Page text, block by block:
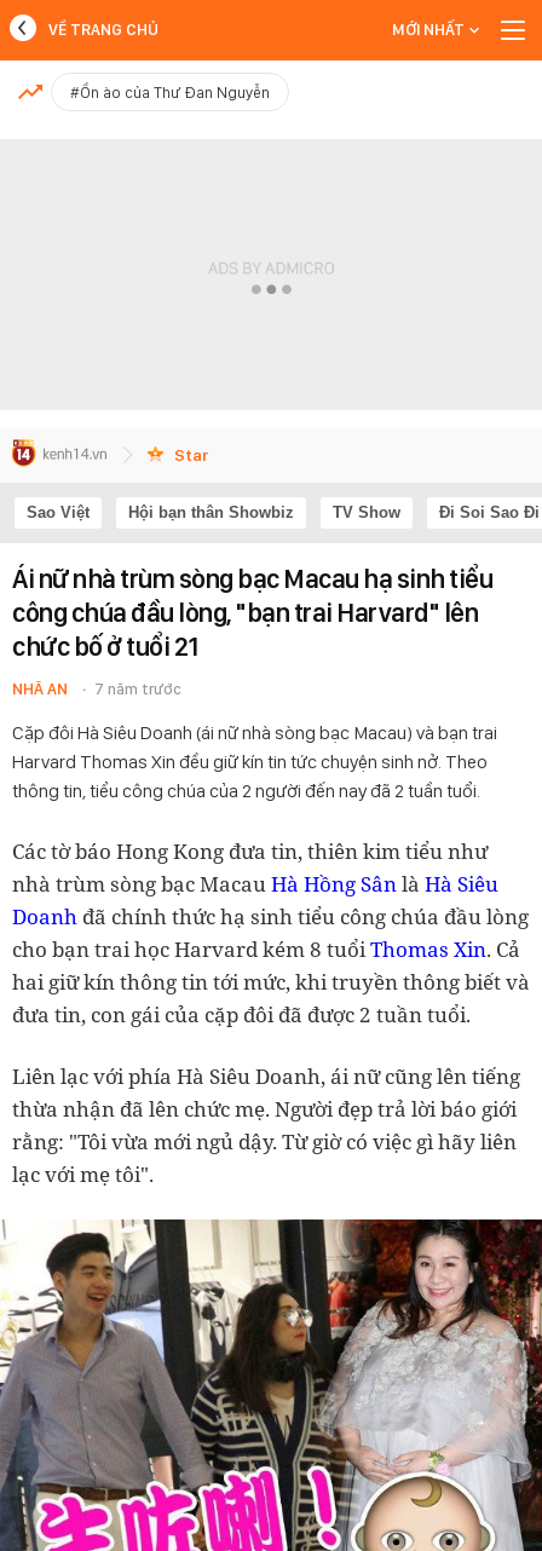
MỚI NHẤT
VỀ TRANG CHỦ MỚI NHẤT
#Ồn ào của Thư Đan Nguyễn
Star
Sao Việt Hội bạn thân Showbiz TV Show Đi Soi Sao Đi
Ái nữ nhà trùm sòng bạc Macau hạ sinh tiểu
công chúa đầu lòng, "bạn trai Harvard" lên
chức bố ở tuổi 21
NHÃ AN 7 năm trước
Cặp đôi Hà Siêu Doanh (ái nữ nhà sòng bạc Macau) và bạn trai
Harvard Thomas Xin đều giữ kín tin tức chuyện sinh nở. Theo
thông tin, tiểu công chúa của 2 người đến nay đã 2 tuần tuổi.
Các tờ báo Hong Kong đưa tin, thiên kim tiểu như
nhà trùm sòng bạc MacauHà Hồng Sânlà Hà Siêu
Doanh đã chính thức hạ sinh tiểu công chúa đầu lòng
cho bạn trai học Harvard kém 8 tuổiThomas Xin. Cả
hai giữ kín thông tin tới mức, khi truyền thông biết và
đưa tin, con gái của cặp đôi đã được 2 tuần tuổi.
Liên lạc với phía Hà Siêu Doanh, ái nữ cũng lên tiếng
thừa nhận đã lên chức mẹ. Người đẹp trả lời báo giới
rằng: "Tôi vừa mới ngủ dậy. Từ giờ có việc gì hãy liên
lạc với mẹ tôi".